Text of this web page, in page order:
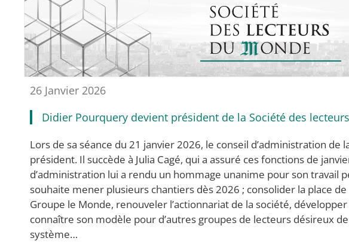
26 Janvier 2026
Didier Pourquery devient président de la Société des
Lors de sa séance du 21 janvier 2026, le conseil d’administration de
président. Il succède à Julia Cagé, qui a assuré ces fonctions de
d’administration lui a rendu un hommage unanime pour son travail
souhaite mener plusieurs chantiers dès 2026 ; consolider la place de
Groupe le Monde, renouveler l’actionnariat de la société,
connaître son modèle pour d’autres groupes de lecteurs désireux
système…